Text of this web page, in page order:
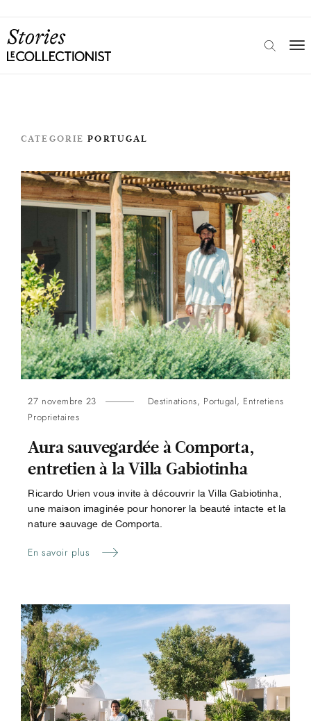
CATEGORIEPORTUGAL
27 novembre 23 Destinations, Portugal, Entretiens
Proprietaires
Aura sauvegardée à Comporta,
entretien à la Villa Gabiotinha
Ricardo Urien vous invite à découvrir la Villa Gabiotinha,
une maison imaginée pour honorer la beauté intacte et la
nature sauvage de Comporta.
En savoir plus